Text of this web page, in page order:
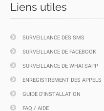
Liens utiles
SURVEILLANCE DES SMS
SURVEILLANCE DE FACEBOOK
SURVEILLANCE DE WHATSAPP
ENREGISTREMENT DES APPELS
GUIDE D'INSTALLATION
FAQ / AIDE